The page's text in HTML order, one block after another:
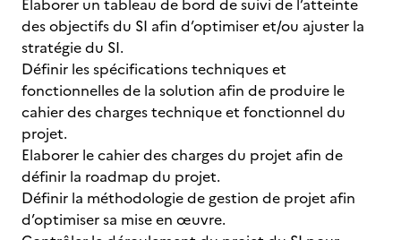
Elaborer un tableau de bord de suivi de l’atteinte
des objectifs du SI afin d’optimiser et/ou ajuster la
stratégie du SI.
Définir les spécifications techniques et
fonctionnelles de la solution afin de produire le
cahier des charges technique et fonctionnel du
projet.
Elaborer le cahier des charges du projet afin de
définir la roadmap du projet.
Définir la méthodologie de gestion de projet afin
d’optimiser sa mise en œuvre.